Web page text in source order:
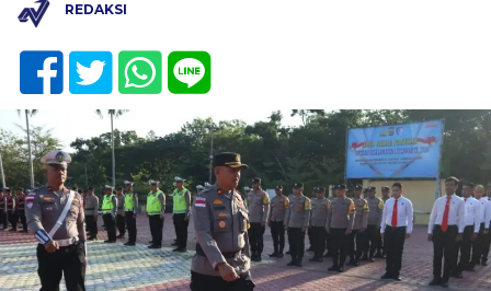
REDAKSI